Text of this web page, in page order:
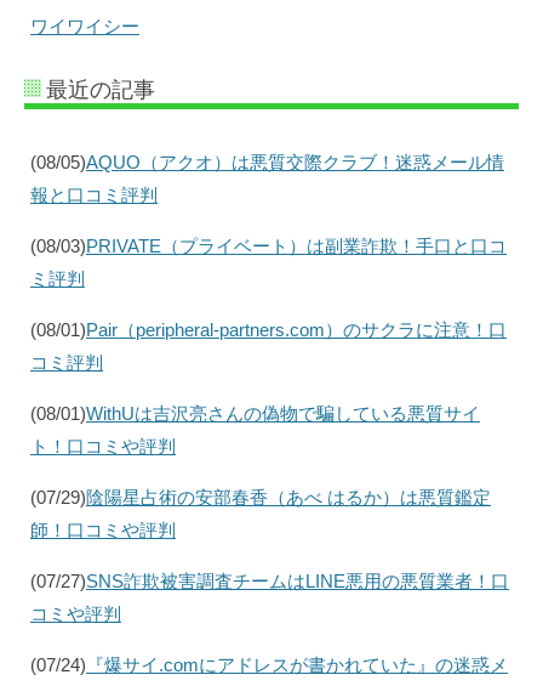
ワイワイシー
最近の記事
(08/05)AQUO（アクオ）は悪質交際クラブ！迷惑メール情
報と口コミ評判
(08/03)PRIVATE（プライベート）は副業詐欺！手口と口コ
ミ評判
(08/01)Pair（peripheral-partners.com）のサクラに注意！口
コミ評判
(08/01)WithUは吉沢亮さんの偽物で騙している悪質サイ
ト！口コミや評判
(07/29)陰陽星占術の安部春香（あべ はるか）は悪質鑑定
師！口コミや評判
(07/27)SNS詐欺被害調査チームはLINE悪用の悪質業者！口
コミや評判
(07/24) 『爆サイ.comにアドレスが書かれていた』の迷惑メ